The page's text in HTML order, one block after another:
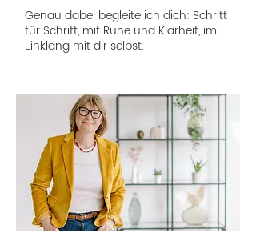
Genau dabei begleite ich dich: Schritt
für Schritt, mit Ruhe und Klarheit, im
Einklang mit dir selbst.